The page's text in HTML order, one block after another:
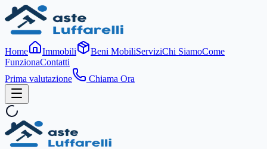
Home Immobili Beni MobiliServiziChi SiamoCome
FunzionaContatti
Prima valutazione
Chiama Ora